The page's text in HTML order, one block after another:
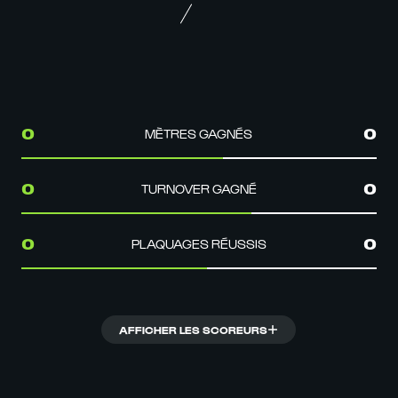
0 MÈTRES GAGNÉS 0
0 TURNOVER GAGNÉ 0
0 PLAQUAGES RÉUSSIS 0
AFFICHER LES SCOREURS